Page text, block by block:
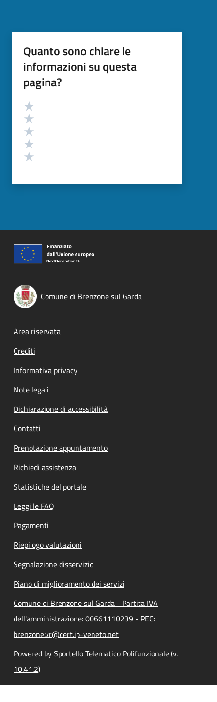
Quanto sono chiare le
informazioni su questa
pagina?
Valutazione
Comune di Brenzone sul Garda
Footer menu
Area riservata
Crediti
Informativa privacy
Note legali
Dichiarazione di accessibilità
Contatti
Prenotazione appuntamento
Richiedi assistenza
Statistiche del portale
Leggi le FAQ
Pagamenti
Riepilogo valutazioni
Segnalazione disservizio
Piano di miglioramento dei servizi
Comune di Brenzone sul Garda - Partita IVA
dell'amministrazione: 00661110239 - PEC:
brenzone.vr@cert.ip-veneto.net
Powered by Sportello Telematico Polifunzionale (v.
10.41.2)